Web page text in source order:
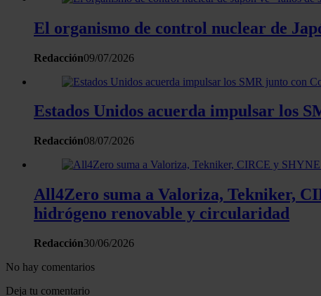
El organismo de control nuclear de
Redacción09/07/2026
Estados Unidos acuerda impulsar los
Redacción08/07/2026
All4Zero suma a Valoriza, Tekniker,
hidrógeno renovable y circularidad
Redacción30/06/2026
No hay comentarios
Deja tu comentario